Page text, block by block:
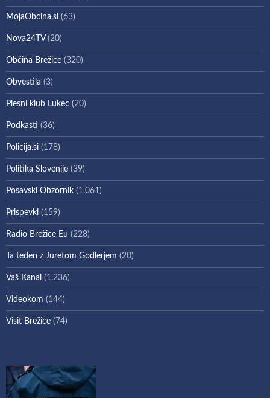
MojaObcina.si (63)
Nova24TV(20)
Občina Brežice (320)
Obvestila (3)
Plesni klub Lukec (20)
Podkasti (36)
Policija.si (178)
Politika Slovenije (39)
Posavski Obzornik (1.061)
Prispevki (159)
Radio Brežice Eu (228)
Ta teden z Juretom Godlerjem (20)
Vaš Kanal (1.236)
Videokom (144)
Visit Brežice (74)